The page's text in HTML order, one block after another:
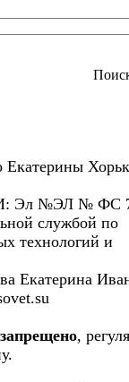
Екатерины
Эл №ЭЛ № ФС
службой по
технологий и
Екатерина
запрещено,